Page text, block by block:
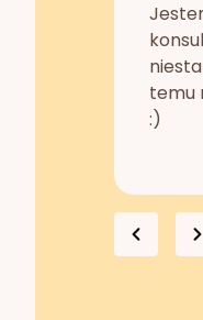
temu
:)